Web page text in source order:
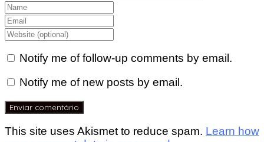
Notify me of follow-up comments by email.
Notify me of new posts by email.
This site uses Akismet to reduce spam. Learn how